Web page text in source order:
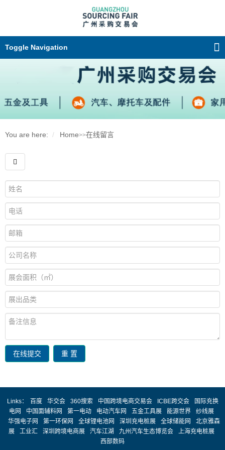
Toggle Navigation
You are here: Home>>在线留言
在线提交 重 置
Links： 百度 华交会 360搜索 中国跨境电商交易会 ICBE跨交会
国际充换
电网
中国面辅料网 第一电动 电动汽车网 五金工具展 能源世界
纱线展
华强电子网
第一环保网 全球锂电池网 深圳充电桩展 全球储能网
北京雅森
展
工业汇 深圳跨境电商展 汽车江湖 九州汽车生态博览会
上海充电桩展
西部数码